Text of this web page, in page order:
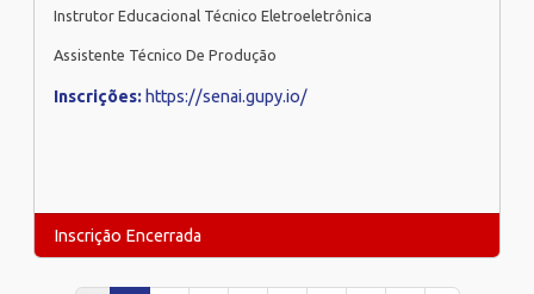
Instrutor Educacional Técnico Eletroeletrônica
Assistente Técnico De Produção
Inscrições: https://senai.gupy.io/
Inscrição Encerrada